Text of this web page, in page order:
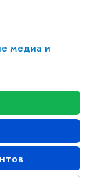
медиа и